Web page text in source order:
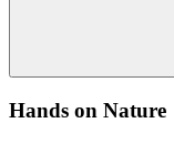
Hands on Nature